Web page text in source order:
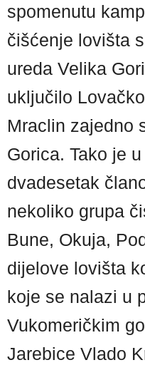
spomenutu
čišćenje lovišta
ureda Velika
uključilo
Mraclin zajedno
Gorica. Tako je
dvadesetak
nekoliko grupa
Bune, Okuja,
dijelove lovišta
koje se nalazi u
Vukomeričkim
Jarebice Vlado